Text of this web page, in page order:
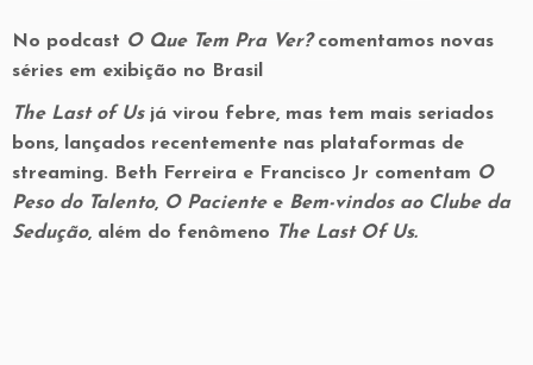
ai c
e
b
o
o
k
k
dI
n
at
A
p
p
d
re
ss
er
t
e
d
s
st
d
o
n
ar
No podcast O Que Tem Pra Ver?comentamos novas
séries em exibição no Brasil
The Last of Usjá virou febre, mas tem mais seriados
bons, lançados recentemente nas plataformas de
streaming. Beth Ferreira e Francisco Jr comentam O
Peso do Talento, O Pacientee Bem-vindos ao Clube da
Sedução, além do fenômeno The Last Of Us.